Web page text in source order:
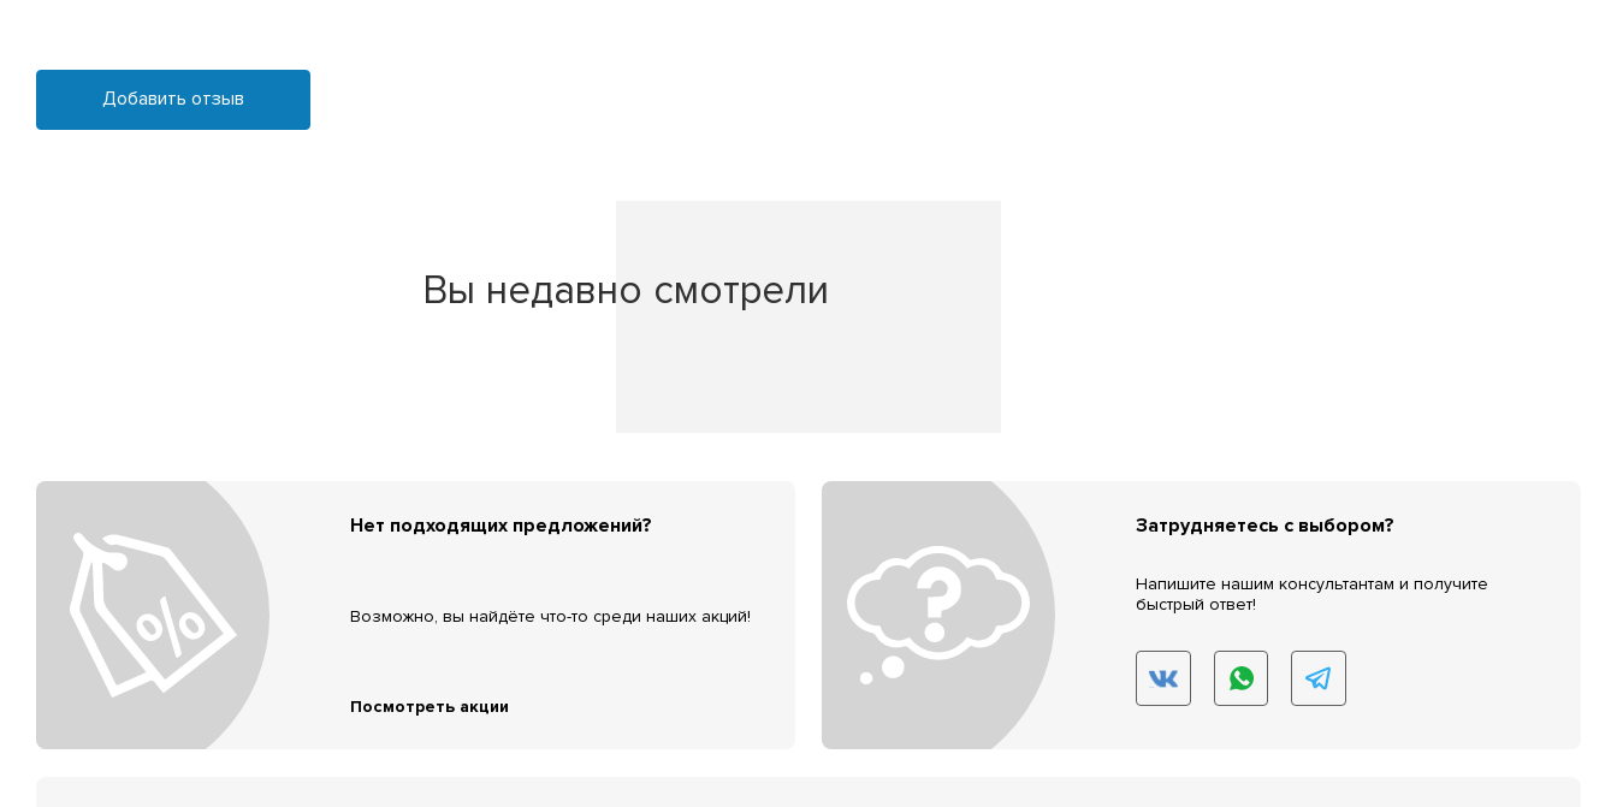
Добавить отзыв
Вы недавно смотрели
Нет подходящих предложений?
Возможно, вы найдёте что-то среди наших акций!
Посмотреть акции
Затрудняетесь с выбором?
Напишите нашим консультантам и получите
быстрый ответ!